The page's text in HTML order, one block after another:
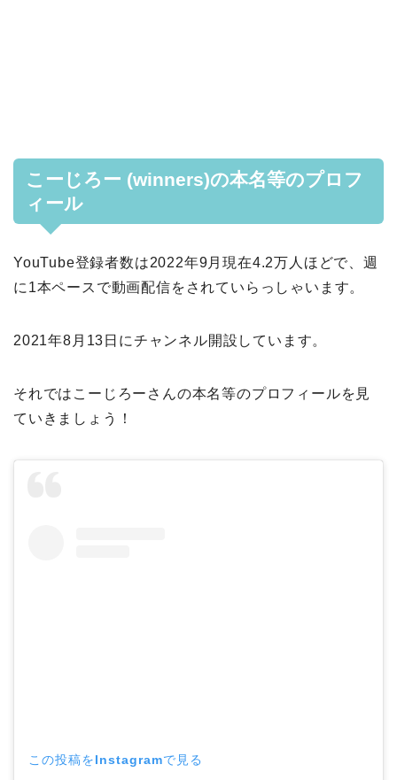
こーじろー (winners)の本名等のプロフ
ィール
YouTube登録者数は2022年9月現在4.2万人ほどで、週
に1本ペースで動画配信をされていらっしゃいます。
2021年8月13日にチャンネル開設しています。
それではこーじろーさんの本名等のプロフィールを見
ていきましょう！
この投稿をInstagramで見る